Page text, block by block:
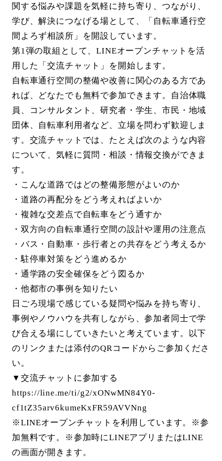
関する悩みや課題を気軽に持ち寄り、つながり、
学び、解決につなげる場として、「自転車通行空
間よろず相談所」を開設しています。
第1弾の取組として、LINEオープンチャットを活
用した「交流チャット」を開始します。
自転車通行空間の整備や改善に関心のある方であ
れば、どなたでも無料で参加できます。自治体職
員、コンサルタント、研究者・学生、市民・地域
団体、自転車利用者など、立場を問わず歓迎しま
す。交流チャットでは、たとえば次のような内容
について、気軽に質問・相談・情報交換ができま
す。
・こんな道路ではどの整備形態がよいのか
・道路の再配分をどう考えればよいか
・複雑な交差点で自転車をどう通すか
・双方向の自転車通行空間の設計や運用の注意点
・バス・自動車・歩行者との共存をどう考えるか
・駐停車対策をどう進めるか
・通学路の安全確保をどう図るか
・他都市の事例を知りたい
日ごろ現場で感じている疑問や悩みを持ち寄り、
事例やノウハウを共有しながら、参加者同士で学
び合える場にしていきたいと考えています。以下
のリンクまたは添付のQRコードからご参加くださ
い。
▼交流チャットに参加する
https://line.me/ti/g2/xONwMN84Y0-
cf1tZ35arv6kumeKxFR59AVVNng
※LINEオープンチャットを利用しています。※参
加無料です。※参加時にLINEアプリまたはLINE
の画面が開きます。